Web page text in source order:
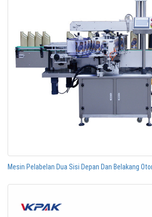
Mesin Pelabelan Dua Sisi Depan Dan Belakang